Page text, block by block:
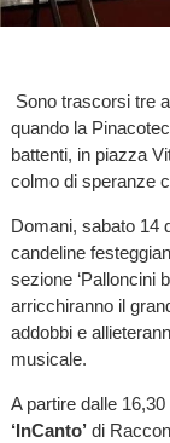
Sono trascorsi tre
quando la
battenti, in piazza
colmo di speranze
Domani, sabato 14
candeline
sezione ‘Palloncini
arricchiranno il
addobbi e
musicale.
A partire dalle
‘InCanto’di